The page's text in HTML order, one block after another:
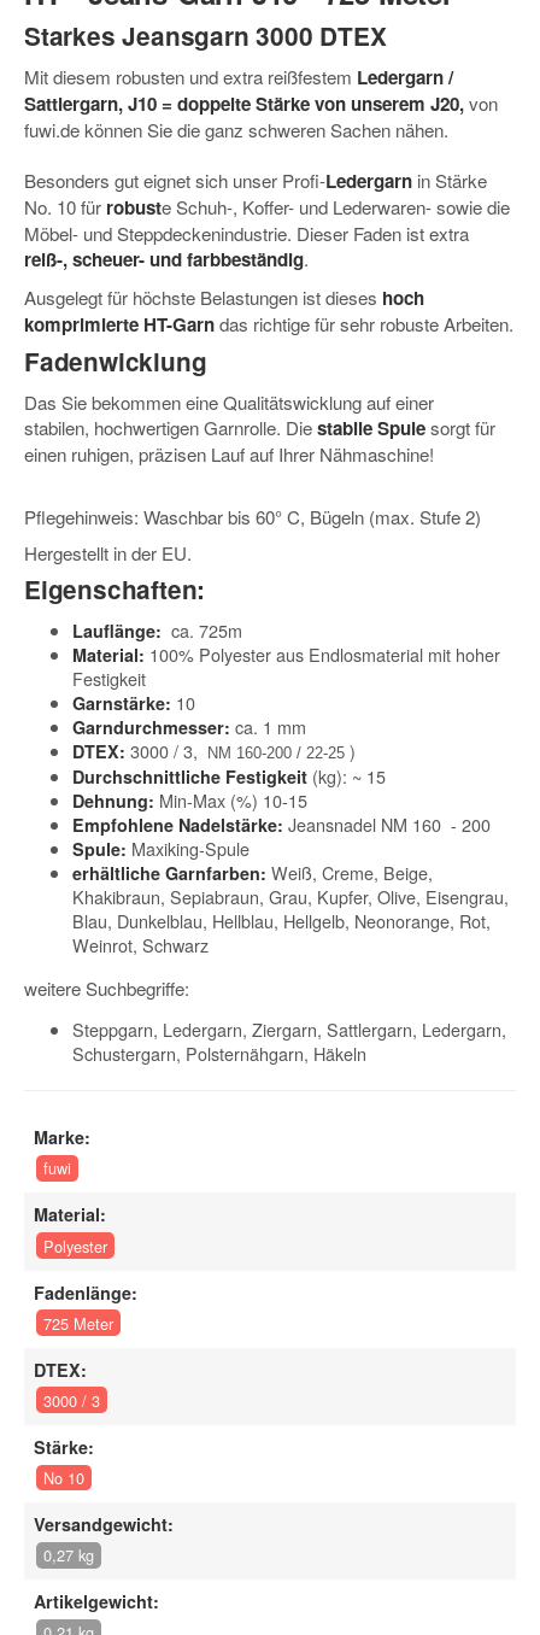
Starkes Jeansgarn 3000 DTEX
Mit diesem robusten und extra reißfestem Ledergarn /
Sattlergarn, J10 = doppelte Stärke von unserem J20,von
fuwi.de können Sie die ganz schweren Sachen nähen.
Besonders gut eignet sich unser Profi-Ledergarn in Stärke
No. 10 für robusteSchuh-, Koffer- und Lederwaren- sowie die
Möbel- und Steppdeckenindustrie. Dieser Faden ist extra
reiß-, scheuer- und farbbeständig.
Ausgelegt für höchste Belastungen ist dieses hoch
komprimierte HT-Garndas richtige für sehr robuste Arbeiten.
Fadenwicklung
Das Sie bekommen eine Qualitätswicklung auf einer
stabilen, hochwertigen Garnrolle. Diestabile Spulesorgt für
einen ruhigen, präzisen Lauf auf Ihrer Nähmaschine!
Pflegehinweis: Waschbar bis 60° C, Bügeln (max. Stufe 2)
Hergestellt in der EU.
Eigenschaften:
Lauflänge: ca. 725m
Material: 100% Polyester aus Endlosmaterial mit hoher
Festigkeit
Garnstärke: 10
Garndurchmesser: ca. 1 mm
DTEX: 3000 / 3, NM 160-200 / 22-25 )
Durchschnittliche Festigkeit (kg): ~ 15
Dehnung: Min-Max (%) 10-15
Empfohlene Nadelstärke: Jeansnadel NM 160 - 200
Spule: Maxiking-Spule
erhältliche Garnfarben: Weiß, Creme, Beige,
Khakibraun, Sepiabraun, Grau, Kupfer, Olive, Eisengrau,
Blau, Dunkelblau, Hellblau, Hellgelb, Neonorange, Rot,
Weinrot, Schwarz
weitere Suchbegriffe:
Steppgarn, Ledergarn, Ziergarn, Sattlergarn, Ledergarn,
Schustergarn, Polsternähgarn, Häkeln
Marke:
fuwi
Material:
Polyester
Fadenlänge:
725 Meter
DTEX:
3000 / 3
Stärke:
No 10
Versandgewicht:
0,27 kg
Artikelgewicht: